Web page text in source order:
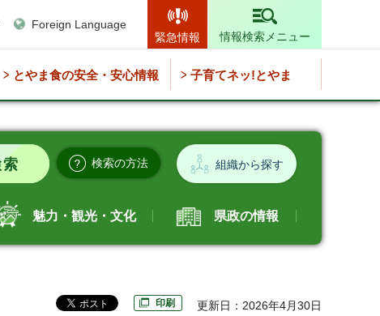
Foreign Language
緊急情報
情報検索メニュー
とやま食の安全・安心情報 子育てネッ!とやま
検索の方法 組織から探す
魅力・観光・文化 県政の情報
印刷 更新日：2026年4月30日